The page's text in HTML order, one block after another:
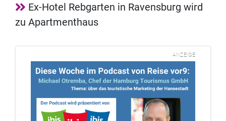
Ex-Hotel Rebgarten in Ravensburg wird
zu Apartmenthaus
ANZEIGE